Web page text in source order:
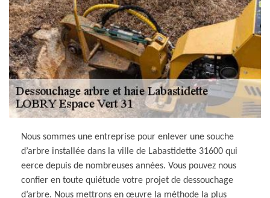
Nous sommes une entreprise pour enlever une souche
d’arbre installée dans la ville de Labastidette 31600 qui
eerce depuis de nombreuses années. Vous pouvez nous
confier en toute quiétude votre projet de dessouchage
d’arbre. Nous mettrons en œuvre la méthode la plus